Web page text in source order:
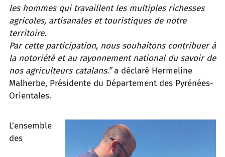
les hommes qui travaillent les multiples richesses
agricoles, artisanales et touristiques de notre
territoire.
Par cette participation, nous souhaitons contribuer à
la notoriété et au rayonnement national du savoir de
nos agriculteurs catalans.”a déclaré Hermeline
Malherbe, Présidente du Département des Pyrénées-
Orientales.
L’ensemble
des